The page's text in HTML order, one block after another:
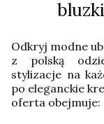
Odkryj modne
z polską
stylizacje na
po eleganckie
oferta obejmuje: